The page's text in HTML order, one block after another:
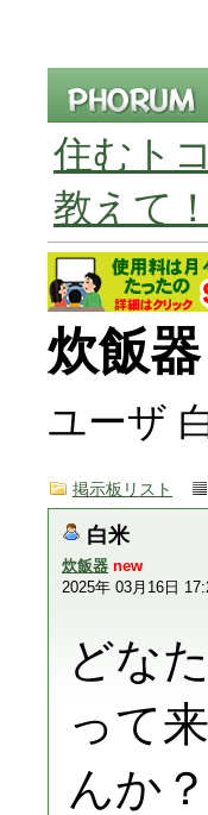
住むト
教えて！
炊飯器
ユーザ
掲示板リスト
白米
炊飯器 new
2025年 03月16日
どな
って
んか？